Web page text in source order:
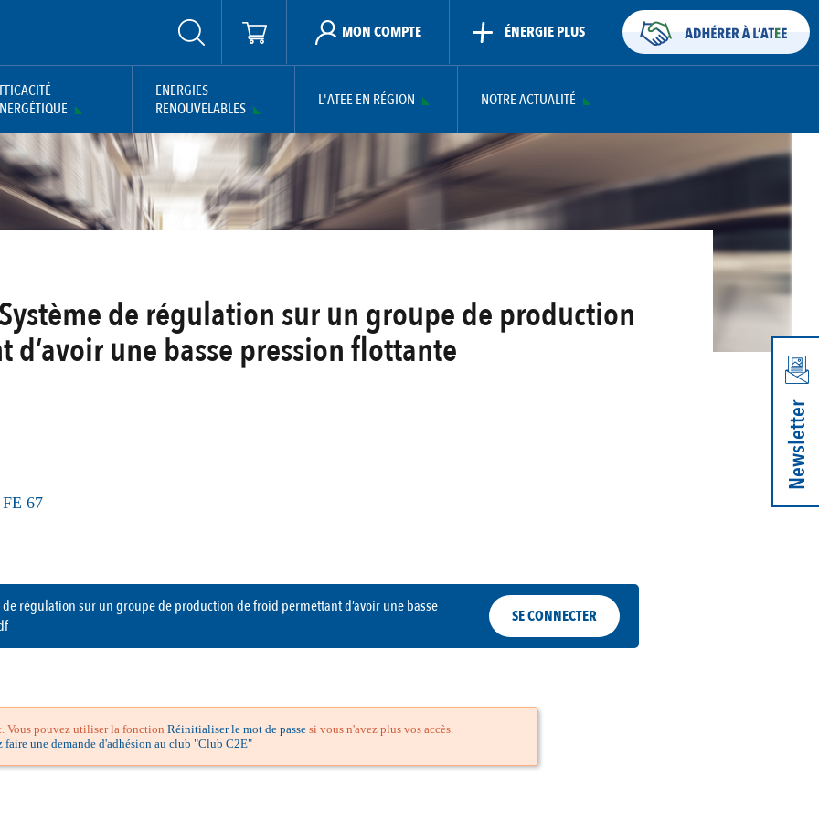
MON COMPTE ÉNERGIE PLUS
ENERGIES
RENOUVELABLES
L'ATEE EN RÉGION NOTRE ACTUALITÉ
Système de régulation sur un groupe de production
une basse pression flottante
FE 67
de régulation sur un groupe de production de froid permettant d’avoir une basse
SE CONNECTER
Vous pouvez utiliser la fonction Réinitialiser le mot de passe si vous n'avez plus vos accès.
faire une demande d'adhésion au club "Club C2E"
Newsletter